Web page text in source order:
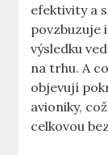
efektivity a⁣
⁢povzbuzuje
výsledku
na trhu. A
objevují
avioniky,
celkovou